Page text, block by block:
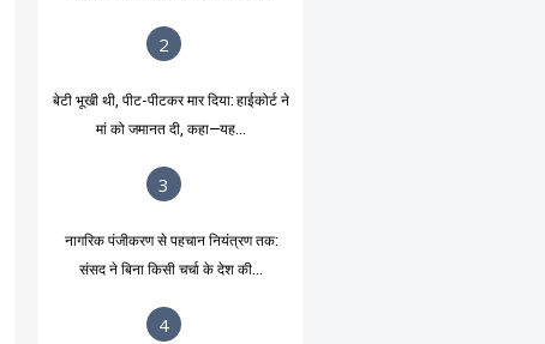
2
बेटी भूखी थी, पीट-पीटकर मार दिया: हाईकोर्ट ने
मां को जमानत दी, कहा—यह...
3
नागरिक पंजीकरण से पहचान नियंत्रण तक:
संसद ने बिना किसी चर्चा के देश की...
4